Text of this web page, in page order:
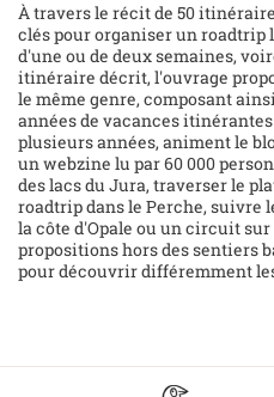
À travers le récit de 50
clés pour organiser un roadtrip
d'une ou de deux semaines,
itinéraire décrit, l'ouvrage
le même genre, composant
années de vacances
plusieurs années, animent le
un webzine lu par 60 000
des lacs du Jura, traverser le
roadtrip dans le Perche, suivre
la côte d'Opale ou un circuit sur
propositions hors des sentiers
pour découvrir différemment